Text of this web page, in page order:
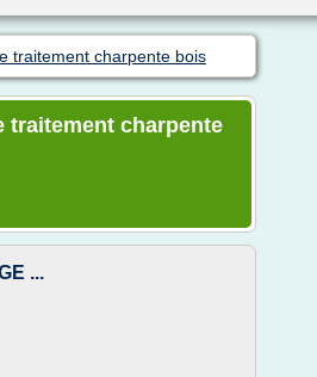
traitement charpente bois
traitement charpente
...